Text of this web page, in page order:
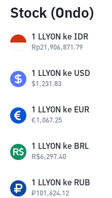
Stock (Ondo)
1 LLYON ke IDR
Rp21,906,871.79
1 LLYON ke USD
$1,231.83
1 LLYON ke EUR
€1,067.25
1 LLYON ke BRL
R$6,297.40
1 LLYON ke RUB
₽101,624.12